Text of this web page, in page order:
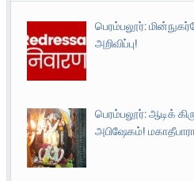
பெரம்பலூர்:
அறிவிப்பு!
பெரம்பலூர்: ஆடிக்
அபிஷேகம்!